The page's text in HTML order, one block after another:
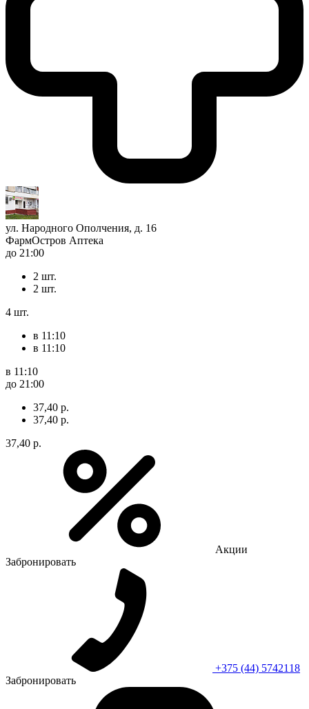
ул. Народного Ополчения, д. 16
ФармОстров Аптека
до 21:00
2 шт.
2 шт.
4 шт.
в 11:10
в 11:10
в 11:10
до 21:00
37,40 р.
37,40 р.
37,40 р.
Акции
Забронировать
+375 (44) 5742118
Забронировать